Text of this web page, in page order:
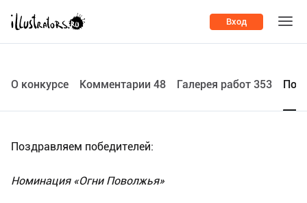
Вход
О конкурсе Комментарии 48 Галерея работ 353
Поздравляем победителей:
Номинация «Огни Поволжья»